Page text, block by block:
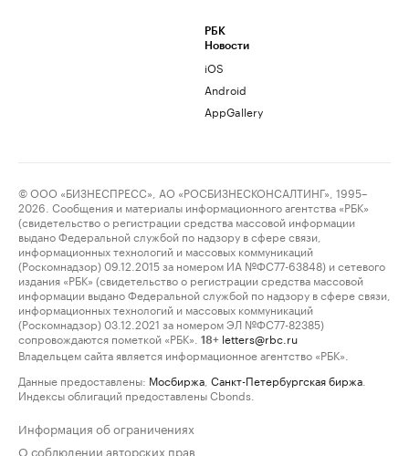
РБК
Новости
iOS
Android
AppGallery
© ООО «БИЗНЕСПРЕСС», АО «РОСБИЗНЕСКОНСАЛТИНГ», 1995–
2026. Сообщения и материалы информационного агентства «РБК»
(свидетельство о регистрации средства массовой информации
выдано Федеральной службой по надзору в сфере связи,
информационных технологий и массовых коммуникаций
(Роскомнадзор) 09.12.2015 за номером ИА №ФС77-63848) и сетевого
издания «РБК» (свидетельство о регистрации средства массовой
информации выдано Федеральной службой по надзору в сфере связи,
информационных технологий и массовых коммуникаций
(Роскомнадзор) 03.12.2021 за номером ЭЛ №ФС77-82385)
сопровождаются пометкой «РБК».
18+ letters@rbc.ru
Владельцем сайта является информационное агентство «РБК».
Данные предоставлены: Мосбиржа Санкт-Петербургская биржа
Индексы облигаций предоставлены Cbonds.
Информация об ограничениях
О соблюдении авторских прав